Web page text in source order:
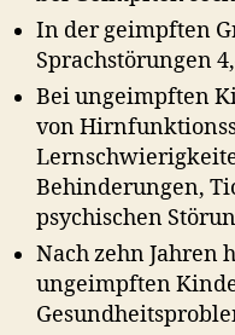
In der geimpften
Sprachstörungen
Bei ungeimpften
von
Behinderungen,
psychischen
Nach zehn Jahren
ungeimpften